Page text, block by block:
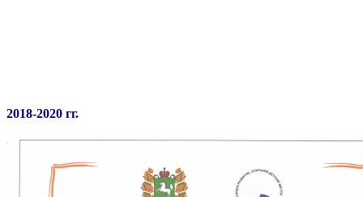
2018-2020 гг.